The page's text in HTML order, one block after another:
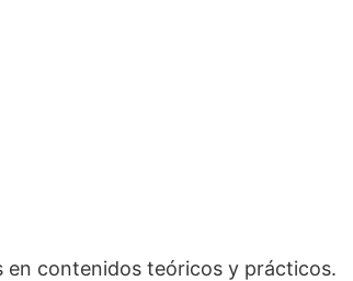
en contenidos teóricos y prácticos.